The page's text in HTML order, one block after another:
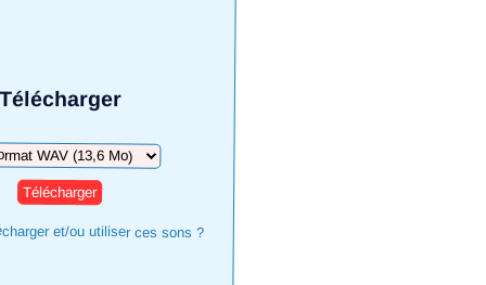
Télécharger
et/ou utiliser ces sons ?